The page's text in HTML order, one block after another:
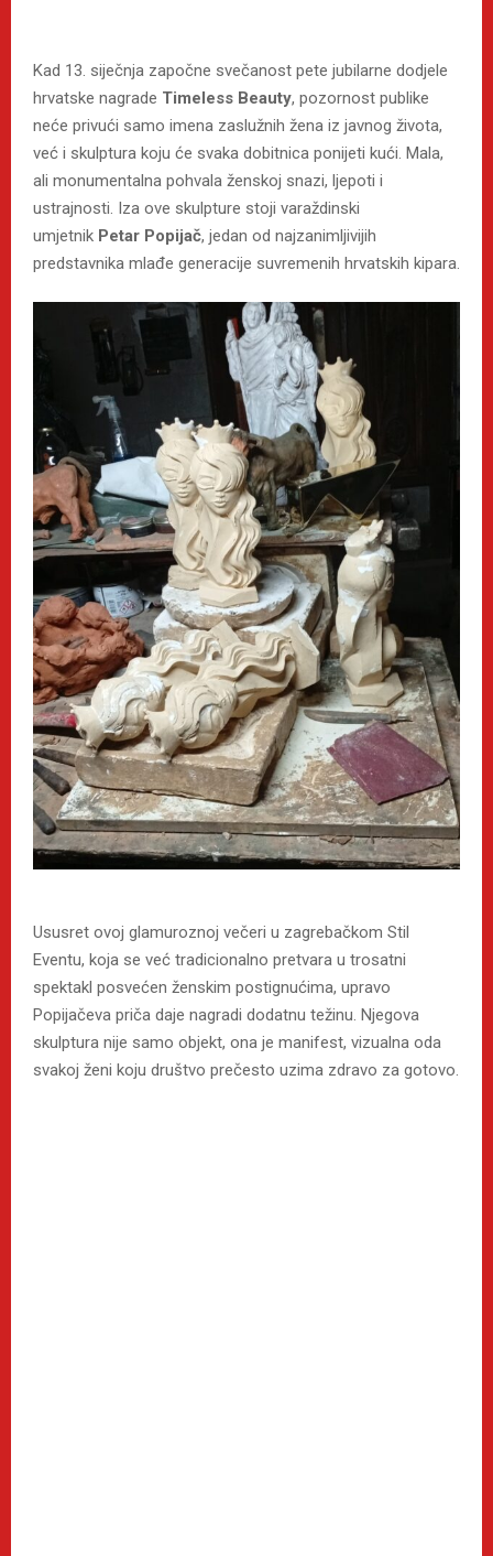
Kad 13. siječnja započne svečanost pete jubilarne dodjele
hrvatske nagrade Timeless Beauty, pozornost publike
neće privući samo imena zaslužnih žena iz javnog života,
već i skulptura koju će svaka dobitnica ponijeti kući. Mala,
ali monumentalna pohvala ženskoj snazi, ljepoti i
ustrajnosti. Iza ove skulpture stoji varaždinski
umjetnik Petar Popijač, jedan od najzanimljivijih
predstavnika mlađe generacije suvremenih hrvatskih kipara.
Ususret ovoj glamuroznoj večeri u zagrebačkom Stil
Eventu, koja se već tradicionalno pretvara u trosatni
spektakl posvećen ženskim postignućima, upravo
Popijačeva priča daje nagradi dodatnu težinu. Njegova
skulptura nije samo objekt, ona je manifest, vizualna oda
svakoj ženi koju društvo prečesto uzima zdravo za gotovo.